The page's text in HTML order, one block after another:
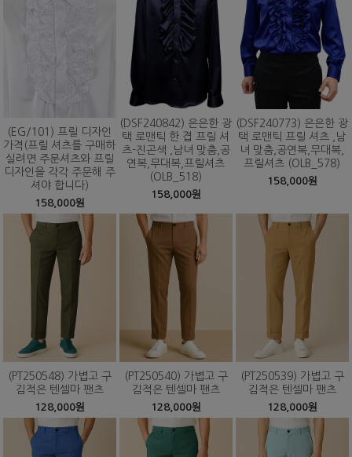
(EG/101) 프릴 디자인
가격(프릴 셔츠를 구매하
실려면 주문셔츠와 프릴
디자인을 각각 주문해 주
셔야 합니다)
158,000원
(DSF240842) 은은한 광
택 로맨틱 한 겹 프릴 셔
츠-진곤색 ,남녀 맞춤,공
연복,무대복,프릴셔츠
(OLB_518)
158,000원
(DSF240773) 은은한 광
택 로맨틱 프릴 셔츠 ,남
녀 맞춤,공연복,무대복,
프릴셔츠 (OLB_578)
158,000원
(PT250548) 가볍고 구
김적은 텐셀마 팬츠
128,000원
(PT250540) 가볍고 구
김적은 텐셀마 팬츠
128,000원
(PT250539) 가볍고 구
김적은 텐셀마 팬츠
128,000원